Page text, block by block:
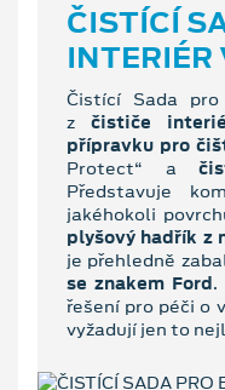
ČISTÍCÍ
Čistící Sada
zčističe
přípravku pro
Protect“ a
Představuje
jakéhokoli
plyšový hadřík z
je přehledně
se znakem Ford.
řešení pro péči o
vyžadují jen to